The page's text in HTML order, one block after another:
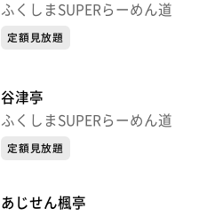
ふくしまSUPERらーめん道
定額見放題
谷津亭
ふくしまSUPERらーめん道
定額見放題
あじせん楓亭